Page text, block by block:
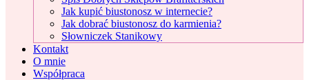
Jak kupić biustonosz w internecie?
Jak dobrać biustonosz do karmienia?
Słowniczek Stanikowy
Kontakt
O mnie
Współpraca